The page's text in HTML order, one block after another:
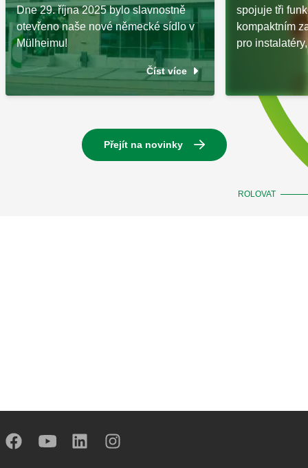
Dne 29. října 2025 bylo slavnostně
otevřeno naše nové německé sídlo v
Mülheimu!
Číst více
spojuje tři
kompaktním
pro
ROLOVAT
Přejít na novinky